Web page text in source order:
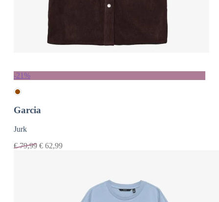
-21%
Garcia
Jurk
€79,99 € 62,99